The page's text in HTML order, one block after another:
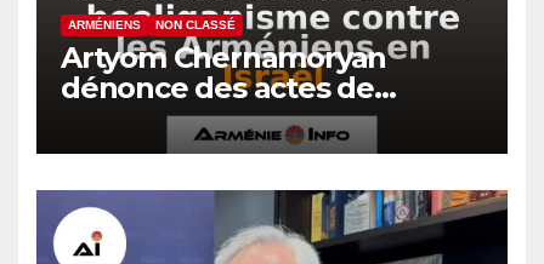
ARMÉNIENS NON CLASSÉ
Artyom Chernamoryan
dénonce des actes de
hooliganisme contre les
Arméniens en Israël